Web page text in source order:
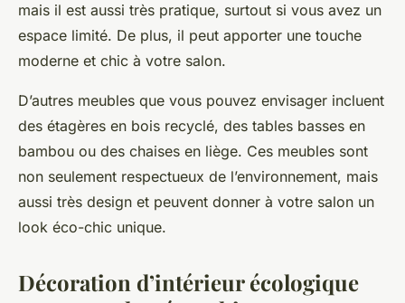
mais il est aussi très pratique, surtout si vous avez un
espace limité. De plus, il peut apporter une touche
moderne et chic à votre salon.
D’autres meubles que vous pouvez envisager incluent
des étagères en bois recyclé, des tables basses en
bambou ou des chaises en liège. Ces meubles sont
non seulement respectueux de l’environnement, mais
aussi très design et peuvent donner à votre salon un
look éco-chic unique.
Décoration d’intérieur écologique